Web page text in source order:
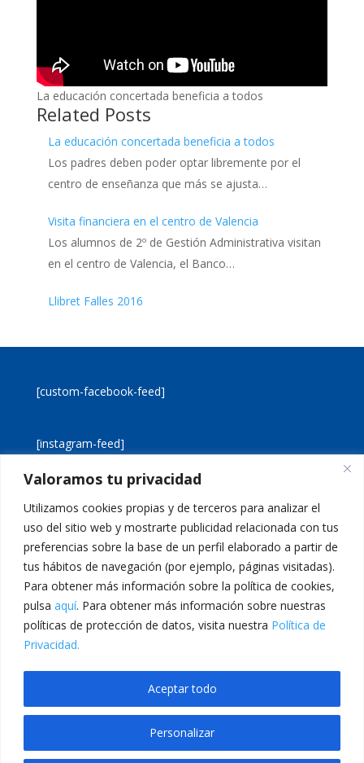
Valoramos tu privacidad
Utilizamos cookies propias y de terceros para analizar el
uso del sitio web y mostrarte publicidad relacionada con tus
preferencias sobre la base de un perfil elaborado a partir de
tus hábitos de navegación (por ejemplo, páginas visitadas).
Para obtener más información sobre la política de cookies,
pulsa aquí. Para obtener más información sobre nuestras
políticas de protección de datos, visita nuestra Política de
Privacidad.
Personalizar
Aceptar todo
La educación concertada beneficia a todos
Related Posts
La educación concertada beneficia a todos
Los padres deben poder optar libremente por el
centro de enseñanza que más se ajusta…
Visita financiera en el centro de Valencia
Los alumnos de 2º de Gestión Administrativa visitan
en el centro de Valencia, el Banco…
Llibret Falles 2016
[custom-facebook-feed]
[instagram-feed]
Aviso legal
Política de cookies
Calle San Martín, 56 · 46980 · Paterna · Valencia Telf:
961 383 014 · epadmon@lasallevp.es
Jojobet GirişJojobet Giriş